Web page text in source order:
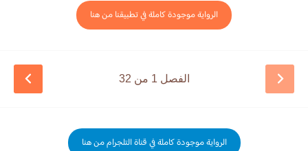
الرواية موجودة كاملة في تطبيقنا من هنا
الفصل 1 من 32
الرواية موجودة كاملة في قناة التلجرام من هنا